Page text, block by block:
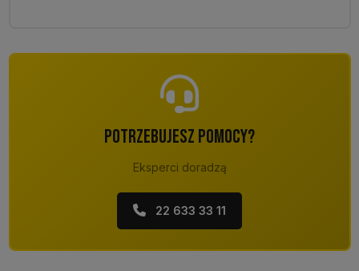
POTRZEBUJESZ POMOCY?
Eksperci doradzą
22 633 33 11